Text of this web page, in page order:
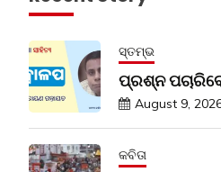
ସ୍ତମ୍ଭ
ପ୍ରଶ୍ନ
August 9,
କବିତା